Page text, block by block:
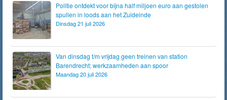
Politie ontdekt voor bijna half miljoen euro aan gestolen
spullen in loods aan het Zuideinde
Dinsdag 21 juli 2026
Van dinsdag t/m vrijdag geen treinen van station
Barendrecht; werkzaamheden aan spoor
Maandag 20 juli 2026